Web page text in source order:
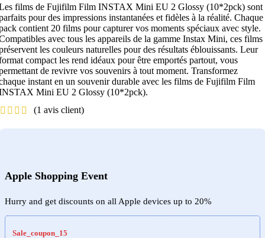
films de Fujifilm Film INSTAX Mini EU 2 Glossy (10*2pck) sont
pour des impressions instantanées et fidèles à la réalité. Chaque
contient 20 films pour capturer vos moments spéciaux avec style.
avec tous les appareils de la gamme Instax Mini, ces films
les couleurs naturelles pour des résultats éblouissants. Leur
compact les rend idéaux pour être emportés partout, vous
de revivre vos souvenirs à tout moment. Transformez
instant en un souvenir durable avec les films de Fujifilm Film
Mini EU 2 Glossy (10*2pck).
(1 avis client)
Apple Shopping Event
Hurry and get discounts on all Apple devices up to 20%
Sale_coupon_15